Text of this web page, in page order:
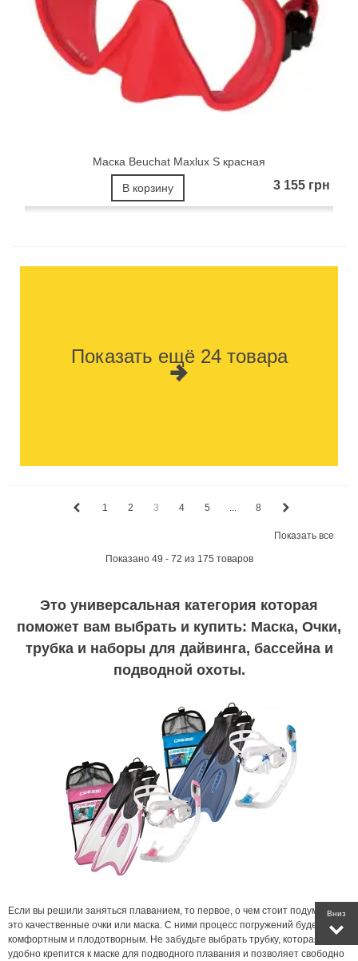
Вниз
Маска Beuchat Maxlux S красная
3 155 грн
В корзину
Показать ещё 24 товара
1 2 3 4 5 ... 8
Показать все
Показано 49 - 72 из 175 товаров
Это универсальная категория которая
поможет вам выбрать и купить: Маска, Очки,
трубка и наборы для дайвинга, бассейна и
подводной охоты.
Если вы решили заняться плаванием, то первое, о чем стоит подумать -
это качественные очки или маска. С ними процесс погружений будет
комфортным и плодотворным. Не забудьте выбрать трубку, которая
удобно крепится к маске для подводного плавания и позволяет свободно